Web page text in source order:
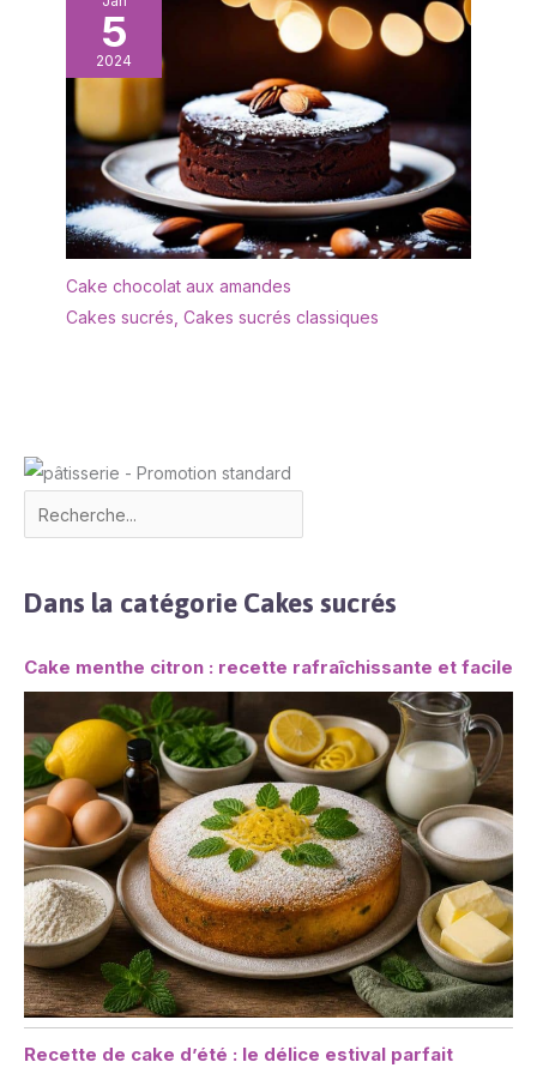
5
2024
Cake chocolat aux amandes
Cakes sucrés Cakes sucrés classiques
Dans la catégorie Cakes sucrés
Cake menthe citron : recette rafraîchissante et facile
Recette de cake d’été : le délice estival parfait